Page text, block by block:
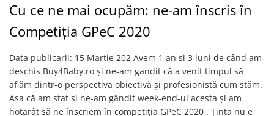
Cu ce ne mai ocupăm: ne-am înscris în
Competiția GPeC 2020
Data publicarii: 15 Martie 202 Avem 1 an si 3 luni de când am
deschis Buy4Baby.ro și ne-am gandit că a venit timpul să
aflăm dintr-o perspectivă obiectivă și profesionistă cum stăm.
Așa că am stat și ne-am gândit week-end-ul acesta și am
hotărât să ne înscriem în competiția GPeC 2020 . Ținta nu e